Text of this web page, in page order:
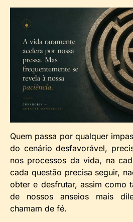
Quem passa por qualquer
do cenário desfavorável,
nos processos da vida, na
cada questão precisa seguir,
obter e desfrutar, assim como
de nossos anseios mais
chamam de fé.